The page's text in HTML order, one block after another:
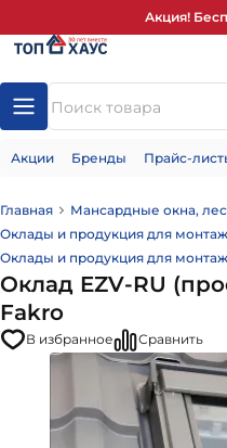
Акция!
Акции Бренды Прайс-
Главная
Мансардные окна,
Оклады и продукция для
Оклады и продукция для
Оклад EZV-RU
Fakro
В избранное Сравнить